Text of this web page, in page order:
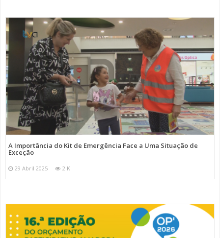
A Importância do Kit de Emergência Face a Uma Situação de
Exceção
29 Abril 2025 2 K